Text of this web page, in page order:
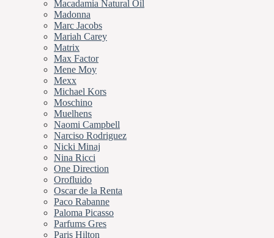
Macadamia Natural Oil
Madonna
Marc Jacobs
Mariah Carey
Matrix
Max Factor
Mene Moy
Mexx
Michael Kors
Moschino
Muelhens
Naomi Campbell
Narciso Rodriguez
Nicki Minaj
Nina Ricci
One Direction
Orofluido
Oscar de la Renta
Paco Rabanne
Paloma Picasso
Parfums Gres
Paris Hilton